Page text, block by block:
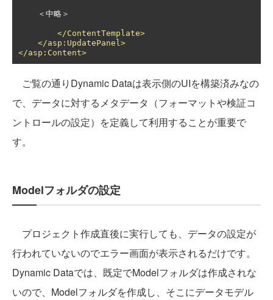
</ContentTemplate>
</asp:UpdatePanel>
</asp:Content>
ご覧の通りDynamic Dataは表示側のUIを構築済みなの
で、データに対するメタデータ（フォーマットや検証コ
ントロールの設定）を定義して利用することが重要で
す。
Modelフォルダの設定
プロジェクト作成直後に実行しても、データの設定が
行われていないのでエラー画面が表示されるだけです。
Dynamic Dataでは、既定でModelフォルダは作成されな
いので、Modelフォルダを作成し、そこにデータモデル